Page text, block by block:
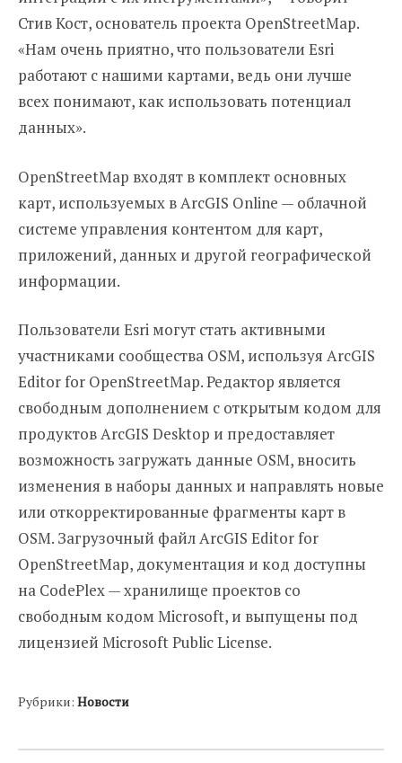
Стив Кост, основатель проекта OpenStreetMap.
«Нам очень приятно, что пользователи Esri
работают с нашими картами, ведь они лучше
всех понимают, как использовать потенциал
данных».
OpenStreetMap входят в комплект основных
карт, используемых в ArcGIS Online — облачной
системе управления контентом для карт,
приложений, данных и другой географической
информации.
Пользователи Esri могут стать активными
участниками сообщества OSM, используя ArcGIS
Editor for OpenStreetMap. Редактор является
свободным дополнением с открытым кодом для
продуктов ArcGIS Desktop и предоставляет
возможность загружать данные OSM, вносить
изменения в наборы данных и направлять новые
или откорректированные фрагменты карт в
OSM. Загрузочный файл ArcGIS Editor for
OpenStreetMap, документация и код доступны
на CodePlex — хранилище проектов со
свободным кодом Microsoft, и выпущены под
лицензией Microsoft Public License.
Рубрики: Новости